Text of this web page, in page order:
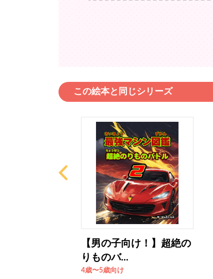
この絵本と同じシリーズ
【男の子向け！】超絶の
りものバ...
4歳〜5歳向け